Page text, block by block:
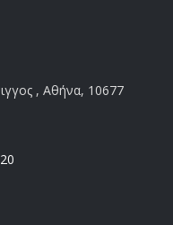
, Αθήνα, 10677